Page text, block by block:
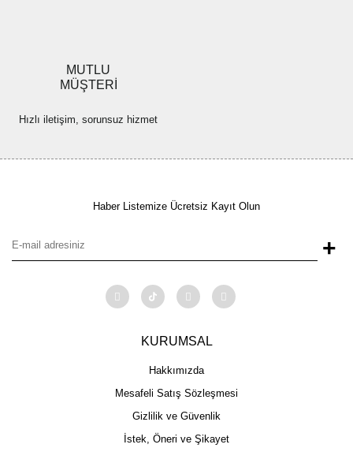
MUTLU
MÜŞTERİ
Hızlı iletişim, sorunsuz hizmet
Haber Listemize Ücretsiz Kayıt Olun
+
KURUMSAL
Hakkımızda
Mesafeli Satış Sözleşmesi
Gizlilik ve Güvenlik
İstek, Öneri ve Şikayet